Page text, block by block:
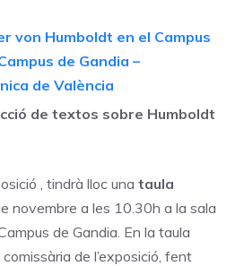
von Humboldt en el Campus
de Gandia –
de València
de textos sobre Humboldt
, tindrà lloc una taula
novembre a les 10.30h a la sala
de Gandia. En la taula
de l’exposició, fent